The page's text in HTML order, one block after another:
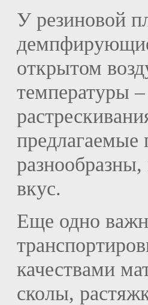
У резиновой
демпфирующие
открытом
температуры
предлагаемые
вкус.
Еще одно
качествами
сколы,